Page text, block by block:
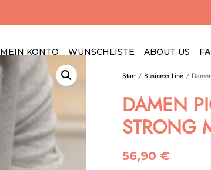
MEIN KONTO WUNSCHLISTE ABOUT US
Start/ Business Line/
DAMEN
STRONG
56,90 €